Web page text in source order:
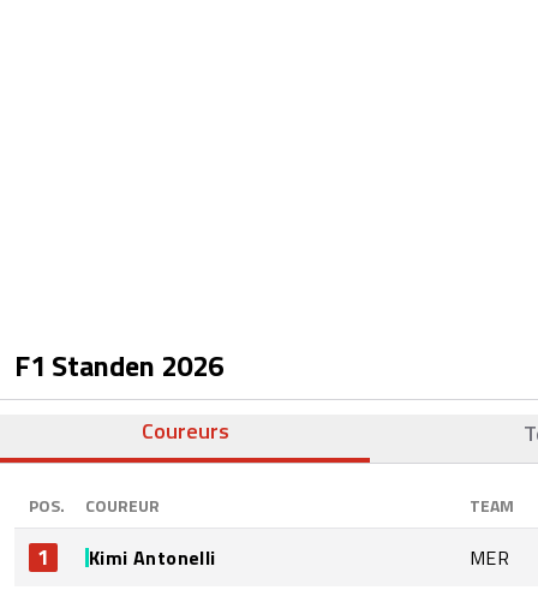
F1 Standen 2026
Coureurs
POS. COUREUR TEAM
1 Kimi Antonelli MER